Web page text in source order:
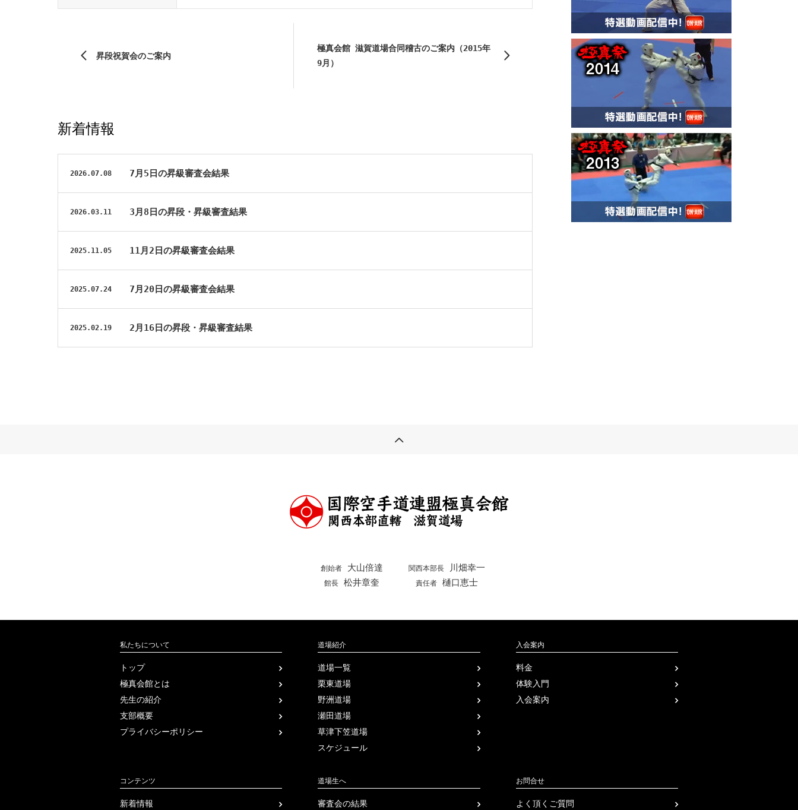
昇段祝賀会のご案内
極真会館 滋賀道場合同稽古のご案内（2015年
9月）
新着情報
2026.07.08 7月5日の昇級審査会結果
2026.03.11 3月8日の昇段・昇級審査結果
2025.11.05 11月2日の昇級審査会結果
2025.07.24 7月20日の昇級審査会結果
2025.02.19 2月16日の昇段・昇級審査結果
創始者大山倍達 関西本部長川畑幸一
館長松井章奎 責任者樋口恵士
私たちについて
トップ
極真会館とは
先生の紹介
支部概要
プライバシーポリシー
道場紹介
道場一覧
栗東道場
野洲道場
瀬田道場
草津下笠道場
スケジュール
入会案内
料金
体験入門
入会案内
コンテンツ
新着情報
道場生へ
審査会の結果
お問合せ
よく頂くご質問